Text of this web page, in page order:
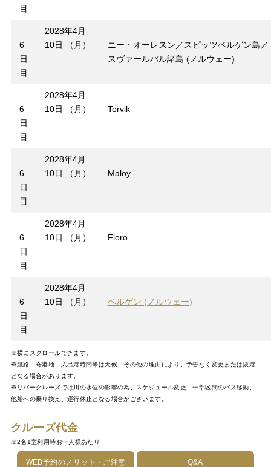
目
6
日
目
2028年4月
10日 （月）
ニー・オーレスン／スピッツベルゲン島／
スヴァールバル諸島 (ノルウェー)
6
日
目
2028年4月
10日 （月）
Torvik
6
日
目
2028年4月
10日 （月）
Maloy
6
日
目
2028年4月
10日 （月）
Floro
6
日
目
2028年4月
10日 （月）
ベルゲン (ノルウェー)
※横にスクロールできます。
※航路、寄港地、入出港時間等は天候、その他の理由により、予告なく変更または抜港
となる場合があります。
※リバークルーズでは川の水位の影響の為、スケジュール変更、一部区間のバス移動、
他船への乗り換え、運行休止となる場合がございます。
クルーズ代金
※2名1室利用時お一人様あたり
WEB予約のメリット・ご注意
Q&A